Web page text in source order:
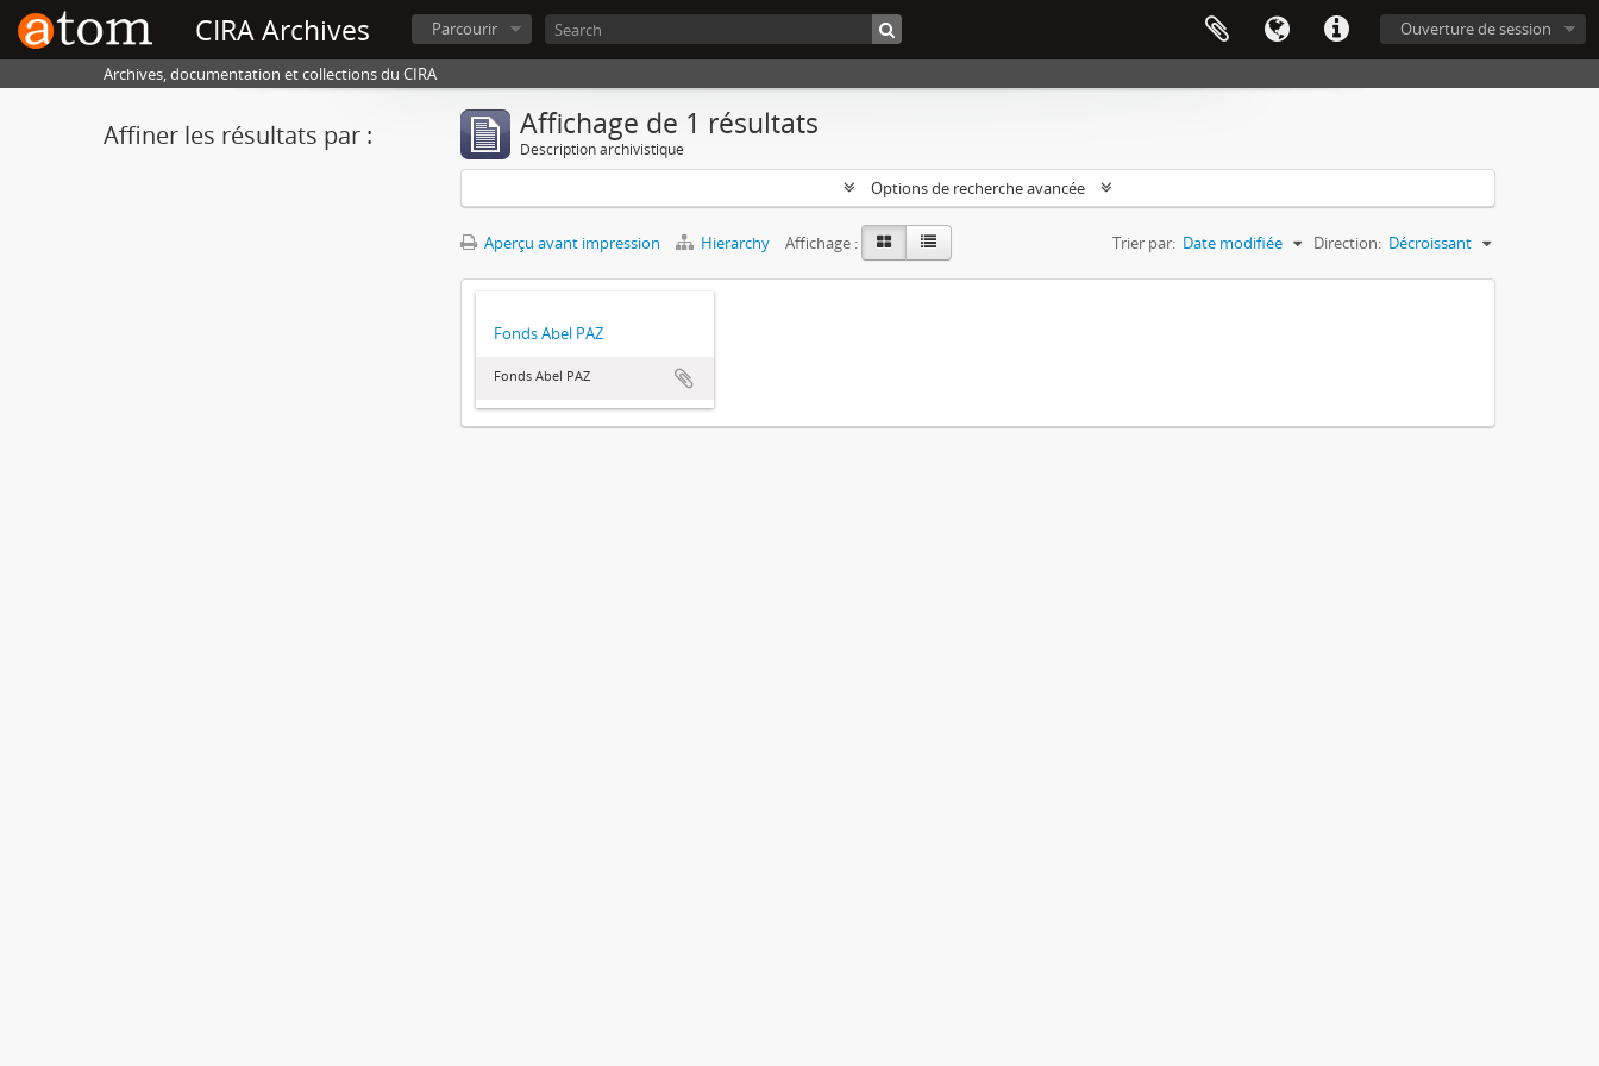
CIRA Archives Ouverture de session
Parcourir
Archives, documentation et collections du CIRA
Affiner les résultats par : Affichage de 1 résultats
Description archivistique
Options de recherche avancée
Aperçu avant impression Hierarchy Affichage : Trier par: Date modifiée Direction: Décroissant
Fonds Abel PAZ
Fonds Abel PAZ